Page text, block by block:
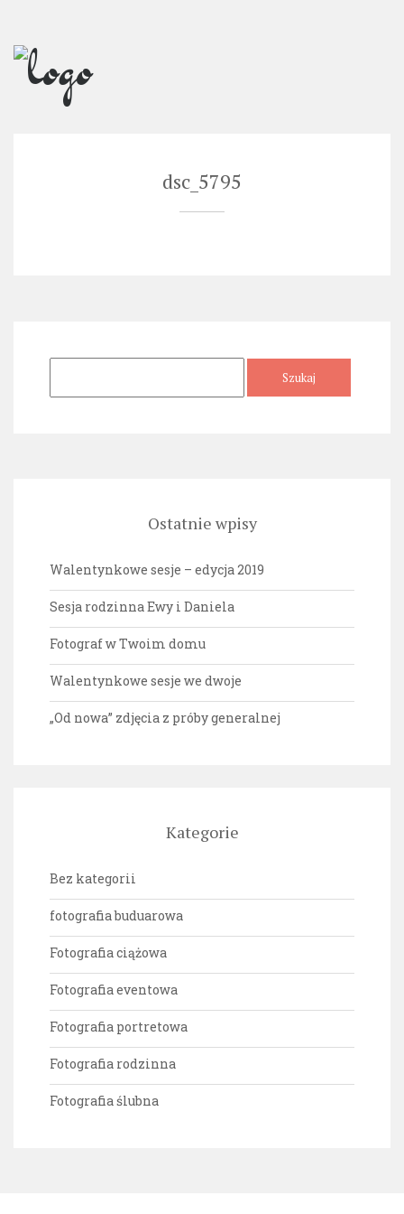
Skip
content
dsc_5795
Ostatnie wpisy
Walentynkowe sesje – edycja 2019
Sesja rodzinna Ewy i Daniela
Fotograf w Twoim domu
Walentynkowe sesje we dwoje
„Od nowa” zdjęcia z próby generalnej
Kategorie
Bez kategorii
fotografia buduarowa
Fotografia ciążowa
Fotografia eventowa
Fotografia portretowa
Fotografia rodzinna
Fotografia ślubna